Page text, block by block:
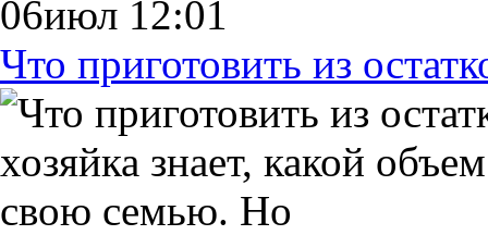
06июл 12:01
Что приготовить из
хозяйка знает, какой
свою семью. Но